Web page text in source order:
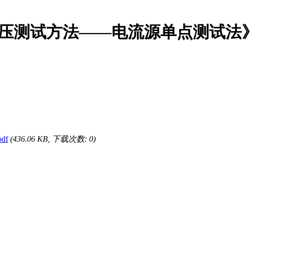
测试方法——电流源单点测试法》
(436.06 KB, 下载次数: 0)